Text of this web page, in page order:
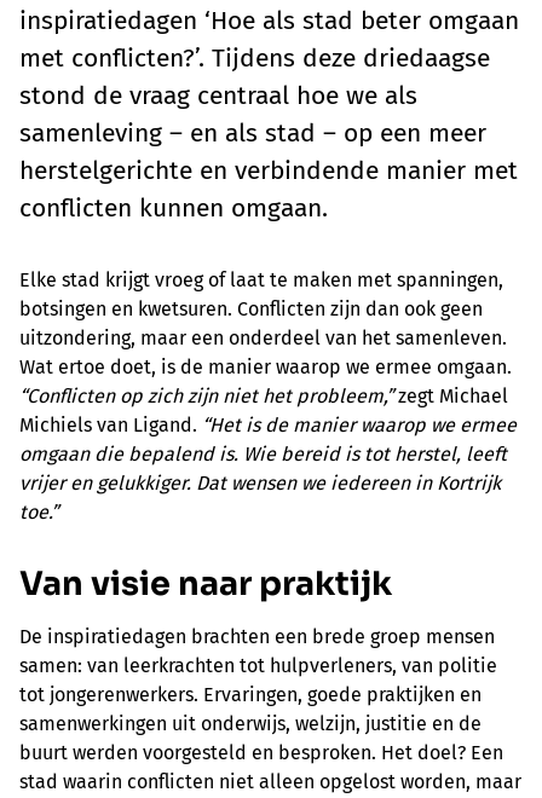
inspiratiedagen ‘Hoe als stad beter omgaan
met conflicten?’. Tijdens deze driedaagse
stond de vraag centraal hoe we als
samenleving – en als stad – op een meer
herstelgerichte en verbindende manier met
conflicten kunnen omgaan.
Elke stad krijgt vroeg of laat te maken met spanningen,
botsingen en kwetsuren. Conflicten zijn dan ook geen
uitzondering, maar een onderdeel van het samenleven.
Wat ertoe doet, is de manier waarop we ermee omgaan.
“Conflicten op zich zijn niet het probleem,”zegt Michael
Michiels van Ligand. “Het is de manier waarop we ermee
omgaan die bepalend is. Wie bereid is tot herstel, leeft
vrijer en gelukkiger. Dat wensen we iedereen in Kortrijk
toe.”
Van visie naar praktijk
De inspiratiedagen brachten een brede groep mensen
samen: van leerkrachten tot hulpverleners, van politie
tot jongerenwerkers. Ervaringen, goede praktijken en
samenwerkingen uit onderwijs, welzijn, justitie en de
buurt werden voorgesteld en besproken. Het doel? Een
stad waarin conflicten niet alleen opgelost worden, maar